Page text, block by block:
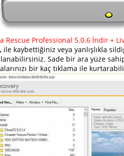
Rescue Professional 5.0.6 İndir +
ile kaybettiğiniz veya yanlışlıkla
Sade bir ara yüze
bir kaç tıklama ile